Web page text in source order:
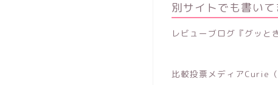
別サイトでも書い
レビューブログ『グッと
比較投票メディアCurie（